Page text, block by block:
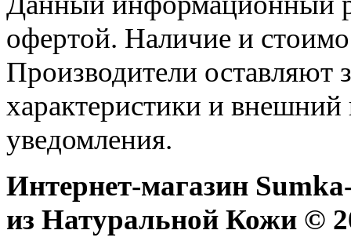
офертой. Наличие и
Производители оставляют
характеристики и внешний
уведомления.
Интернет-магазин
из Натуральной Кожи ©